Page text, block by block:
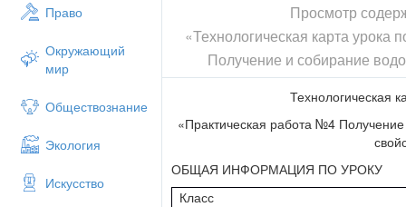
Право
Окружающий
мир
Обществознание
Экология
Искусство
Просмотр
«Технологическая карта урока
Получение и собирание
Технологическая
«Практическая работа №4
ОБЩАЯ ИНФОРМАЦИЯ ПО УРОКУ
Класс